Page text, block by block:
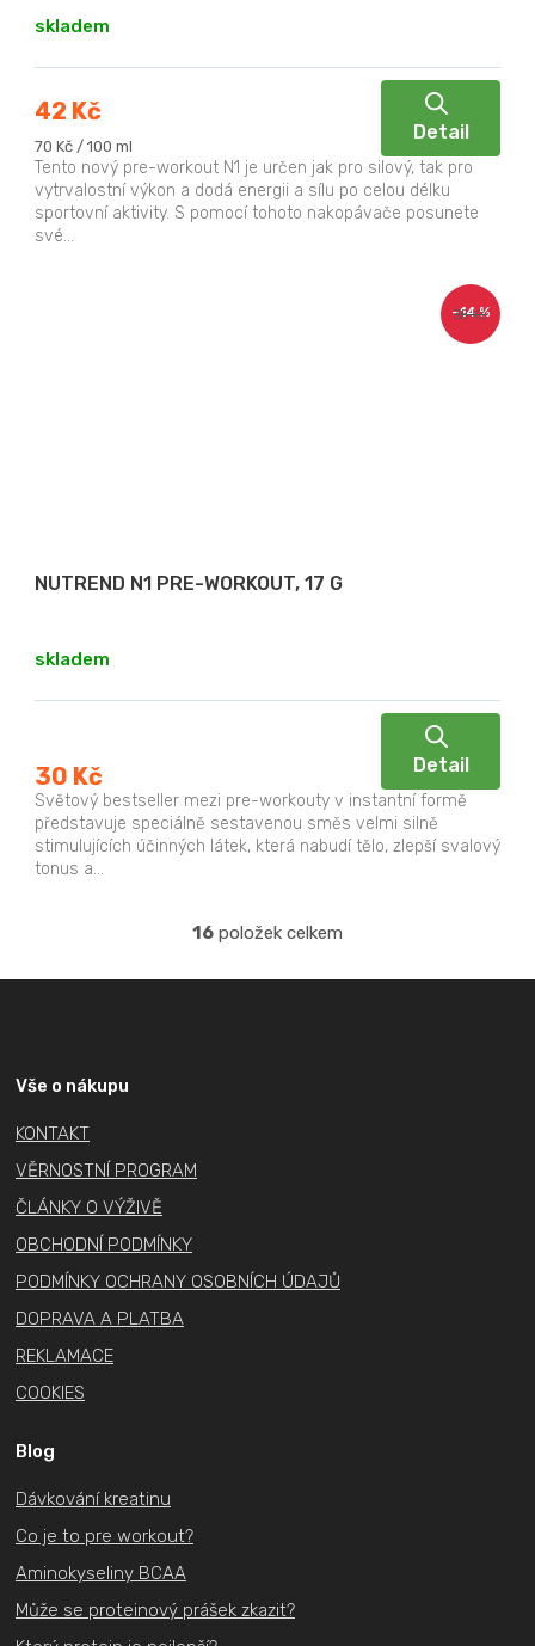
skladem
42 Kč
Měrná
cena:
70 Kč / 100 ml
Detail
Tento nový pre-workout N1 je určen jak pro silový, tak pro
vytrvalostní výkon a dodá energii a sílu po celou délku
sportovní aktivity. S pomocí tohoto nakopávače posunete
své...
35 Kč
–14 %
NUTREND N1 PRE-WORKOUT, 17 G
skladem
30 Kč Detail
Světový bestseller mezi pre-workouty v instantní formě
představuje speciálně sestavenou směs velmi silně
stimulujících účinných látek, která nabudí tělo, zlepší svalový
tonus a...
O
v
y
16 položek celkem
Vše o nákupu
KONTAKT
VĚRNOSTNÍ PROGRAM
ČLÁNKY O VÝŽIVĚ
OBCHODNÍ PODMÍNKY
PODMÍNKY OCHRANY OSOBNÍCH ÚDAJŮ
DOPRAVA A PLATBA
REKLAMACE
COOKIES
Blog
Dávkování kreatinu
Co je to pre workout?
Aminokyseliny BCAA
Může se proteinový prášek zkazit?